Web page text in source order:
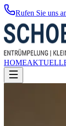
Rufen Sie uns
HOME